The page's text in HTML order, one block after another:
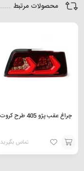
محصولات مرتبط
چراغ عقب پژو 405 طرح کروت
تماس بگیرید
افزودن